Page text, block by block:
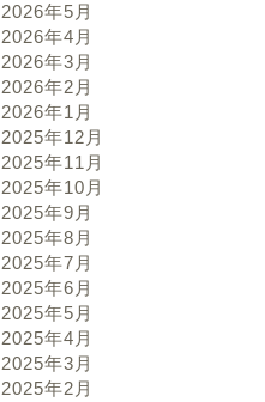
2026年5月
2026年4月
2026年3月
2026年2月
2026年1月
2025年12月
2025年11月
2025年10月
2025年9月
2025年8月
2025年7月
2025年6月
2025年5月
2025年4月
2025年3月
2025年2月